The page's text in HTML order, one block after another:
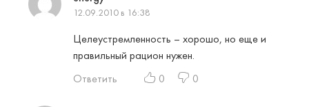
12.09.2010 в 16:38
Целеустремленность – хорошо, но еще и
правильный рацион нужен.
Ответить
0 0